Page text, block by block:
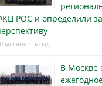
РОС и определили
месяцев назад
В Москве